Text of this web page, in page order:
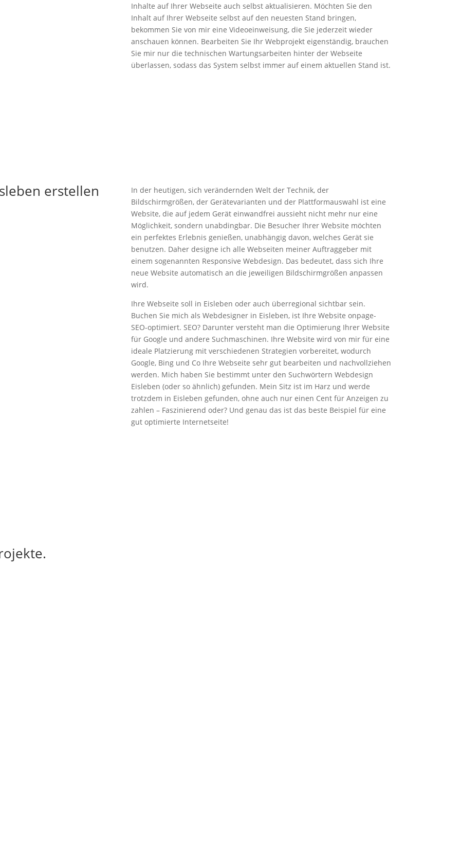
Inhalte auf Ihrer Webseite auch selbst aktualisieren. Möchten Sie den
Inhalt auf Ihrer Webseite selbst auf den neuesten Stand bringen,
bekommen Sie von mir eine Videoeinweisung, die Sie jederzeit wieder
anschauen können. Bearbeiten Sie Ihr Webprojekt eigenständig, brauchen
Sie mir nur die technischen Wartungsarbeiten hinter der Webseite
überlassen, sodass das System selbst immer auf einem aktuellen Stand ist.
erstellen
In der heutigen, sich verändernden Welt der Technik, der
Bildschirmgrößen, der Gerätevarianten und der Plattformauswahl ist eine
Website, die auf jedem Gerät einwandfrei aussieht nicht mehr nur eine
Möglichkeit, sondern unabdingbar. Die Besucher Ihrer Website möchten
ein perfektes Erlebnis genießen, unabhängig davon, welches Gerät sie
benutzen. Daher designe ich alle Webseiten meiner Auftraggeber mit
einem sogenannten Responsive Webdesign. Das bedeutet, dass sich Ihre
neue Website automatisch an die jeweiligen Bildschirmgrößen anpassen
wird.
Ihre Webseite soll in Eisleben oder auch überregional sichtbar sein.
Buchen Sie mich als Webdesigner in Eisleben, ist Ihre Website onpage-
SEO-optimiert. SEO? Darunter versteht man die Optimierung Ihrer Website
für Google und andere Suchmaschinen. Ihre Website wird von mir für eine
ideale Platzierung mit verschiedenen Strategien vorbereitet, wodurch
Google, Bing und Co Ihre Webseite sehr gut bearbeiten und nachvollziehen
werden. Mich haben Sie bestimmt unter den Suchwörtern Webdesign
Eisleben (oder so ähnlich) gefunden. Mein Sitz ist im Harz und werde
trotzdem in Eisleben gefunden, ohne auch nur einen Cent für Anzeigen zu
zahlen – Faszinierend oder? Und genau das ist das beste Beispiel für eine
gut optimierte Internetseite!